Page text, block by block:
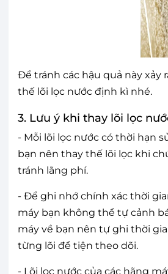
Để tránh các hậu quả này xảy
thế lõi lọc nước định kì nhé.
3. Lưu ý khi thay lõi lọc
- Mỗi lõi lọc nước có thời hạn
bạn nên thay thế lõi lọc khi
tránh lãng phí.
- Để ghi nhớ chính xác thời
máy bạn không thể tự cảnh
máy về bạn nên tự ghi thời
từng lõi để tiện theo dõi.
- Lõi lọc nước của các hãng